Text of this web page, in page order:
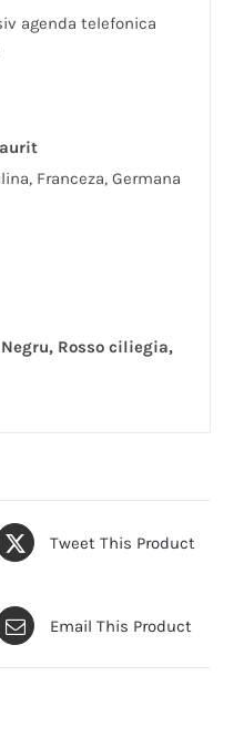
agenda telefonica
Franceza, Germana
Negru, Rosso ciliegia,
Tweet This Product
Email This Product